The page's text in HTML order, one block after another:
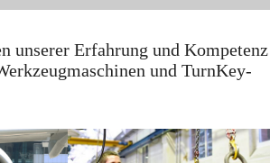
unserer Erfahrung und Kompetenz
und TurnKey-